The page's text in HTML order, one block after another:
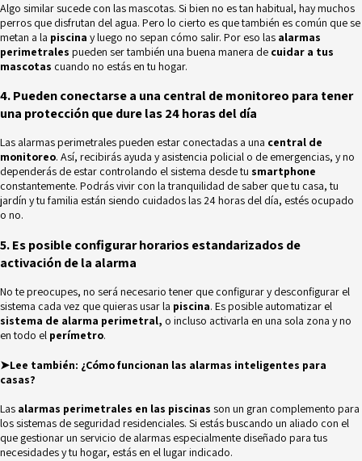
Algo similar sucede con las mascotas. Si bien no es tan habitual, hay muchos
perros que disfrutan del agua. Pero lo cierto es que también es común que se
metan a la piscina y luego no sepan cómo salir. Por eso las alarmas
perimetrales pueden ser también una buena manera de cuidar a tus
mascotas cuando no estás en tu hogar.
4. Pueden conectarse a una central de monitoreo para tener
una protección que dure las 24 horas del día
Las alarmas perimetrales pueden estar conectadas a una central de
monitoreo. Así, recibirás ayuda y asistencia policial o de emergencias, y no
dependerás de estar controlando el sistema desde tu smartphone
constantemente. Podrás vivir con la tranquilidad de saber que tu casa, tu
jardín y tu familia están siendo cuidados las 24 horas del día, estés ocupado
o no.
5. Es posible configurar horarios estandarizados de
activación de la alarma
No te preocupes, no será necesario tener que configurar y desconfigurar el
sistema cada vez que quieras usar la piscina. Es posible automatizar el
sistema de alarma perimetral, o incluso activarla en una sola zona y no
en todo el perímetro.
➤Lee también: ¿Cómo funcionan las alarmas inteligentes para
casas?
Las alarmas perimetrales en las piscinas son un gran complemento para
los sistemas de seguridad residenciales. Si estás buscando un aliado con el
que gestionar un servicio de alarmas especialmente diseñado para tus
necesidades y tu hogar, estás en el lugar indicado.